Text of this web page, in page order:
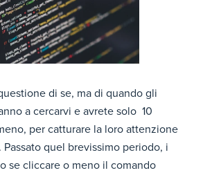
di se, ma di quando gli
a cercarvi e avrete solo 10
per catturare la loro attenzione
quel brevissimo periodo, i
se cliccare o meno il comando